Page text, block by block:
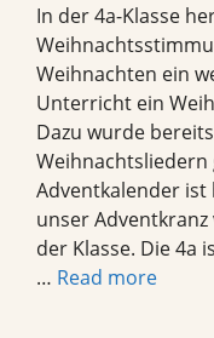
In der 4a-Klasse
Weihnachten ein
Unterricht ein
Dazu wurde
Weihnachtsliedern
Adventkalender
unser
der Klasse. Die 4a
… Read more